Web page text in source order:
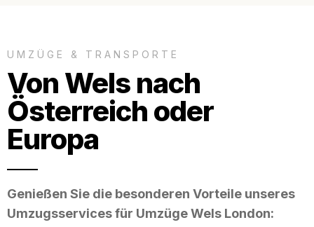
UMZÜGE & TRANSPORTE
Von Wels nach
Österreich oder
Europa
Genießen Sie die besonderen Vorteile unseres
Umzugsservices für Umzüge Wels London: